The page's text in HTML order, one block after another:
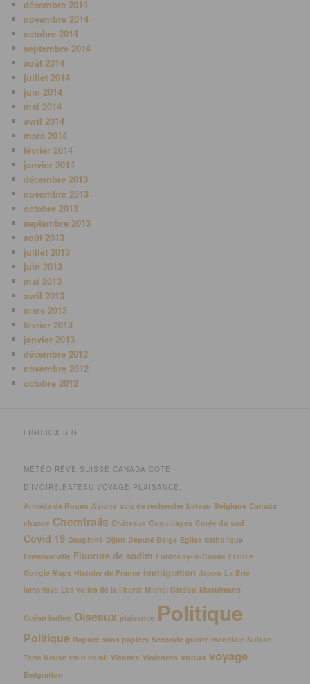
décembre 2014
novembre 2014
octobre 2014
septembre 2014
août 2014
juillet 2014
juin 2014
mai 2014
avril 2014
mars 2014
février 2014
janvier 2014
décembre 2013
novembre 2013
octobre 2013
septembre 2013
août 2013
juillet 2013
juin 2013
mai 2013
avril 2013
mars 2013
février 2013
janvier 2013
décembre 2012
novembre 2012
octobre 2012
LIGHBOX S.G
MÉTÉO,RÊVE,SUISSE,CANADA,COTE
D’IVOIRE,BATEAU,VOYAGE,PLAISANCE,
Armada de Rouen Avions avis de recherche bateau Belgique Canada
chance Chemtrails Châteaux Coquillages Corée du sud
Covid 19 Dauphiné Dijon Député Belge Eglise catholique
Ermenonville Fluorure de sodim Fontenay-le-Comte France
Google Maps Histoire de France immigration Japon La Brie
lamorlaye Les voiles de la liberté Michel Sardou Musulmans
Océan Indien Oiseaux plaisance Politique
Politique Rapace sans papiers Seconde guerre mondiale Suisse
Terre Neuve train corail Vicomte Violences voeux voyage
Émigration